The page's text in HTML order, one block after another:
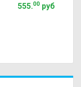
555.00руб